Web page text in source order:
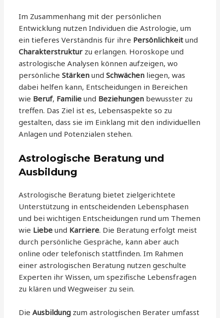
Im Zusammenhang mit der persönlichen
Entwicklung nutzen Individuen die Astrologie, um
ein tieferes Verständnis für ihre Persönlichkeit und
Charakterstruktur zu erlangen. Horoskope und
astrologische Analysen können aufzeigen, wo
persönlicheStärken undSchwächen liegen, was
dabei helfen kann, Entscheidungen in Bereichen
wie Beruf, Familie und Beziehungen bewusster zu
treffen. Das Ziel ist es, Lebensaspekte so zu
gestalten, dass sie im Einklang mit den individuellen
Anlagen und Potenzialen stehen.
Astrologische Beratung und
Ausbildung
Astrologische Beratung bietet zielgerichtete
Unterstützung in entscheidenden Lebensphasen
und bei wichtigen Entscheidungen rund um Themen
wie Liebe und Karriere. Die Beratung erfolgt meist
durch persönliche Gespräche, kann aber auch
online oder telefonisch stattfinden. Im Rahmen
einer astrologischen Beratung nutzen geschulte
Experten ihr Wissen, um spezifische Lebensfragen
zu klären und Wegweiser zu sein.
DieAusbildung zum astrologischen Berater umfasst